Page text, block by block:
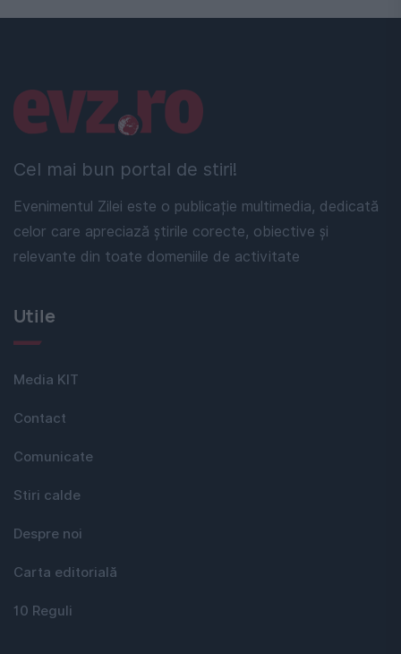
Cel mai bun portal de stiri!
Evenimentul Zilei este o publicație multimedia, dedicată
celor care apreciază știrile corecte, obiective și
relevante din toate domeniile de activitate
Linkuri utile
Utile
Media KIT
Contact
Comunicate
Stiri calde
Despre noi
Carta editorială
10 Reguli